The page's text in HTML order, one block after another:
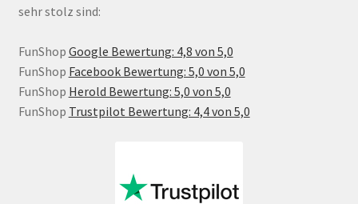
sehr stolz sind:
FunShop Google Bewertung: 4,8 von 5,0
FunShop Facebook Bewertung: 5,0 von 5,0
FunShop Herold Bewertung: 5,0 von 5,0
FunShop Trustpilot Bewertung: 4,4 von 5,0